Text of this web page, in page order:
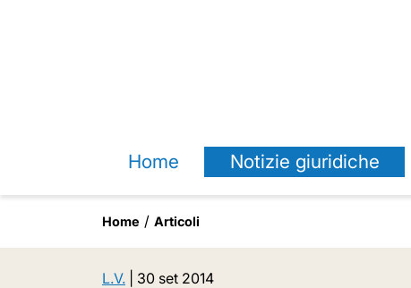
Home Notizie giuridiche
Home Articoli
L.V. 30 set 2014